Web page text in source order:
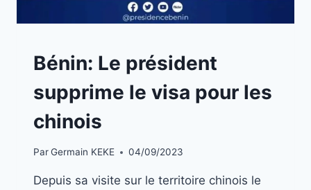
A
LA
|
Bénin: Le président
supprime le visa pour les
chinois
ParGermain KEKE 04/09/2023
Depuis sa visite sur le territoire chinois le